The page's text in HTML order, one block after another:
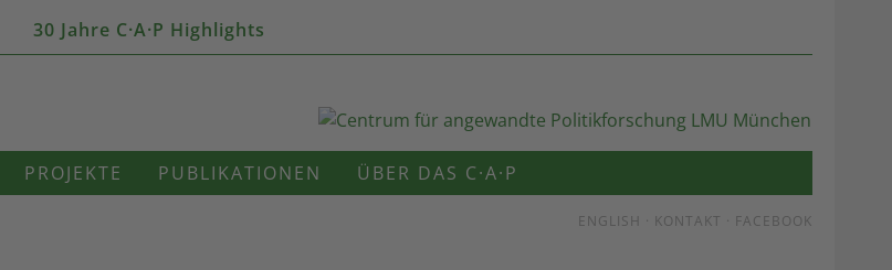
30 Jahre C·A·P Highlights
PROJEKTE PUBLIKATIONEN ÜBER DAS C·A·P
ENGLISH · KONTAKT · FACEBOOK